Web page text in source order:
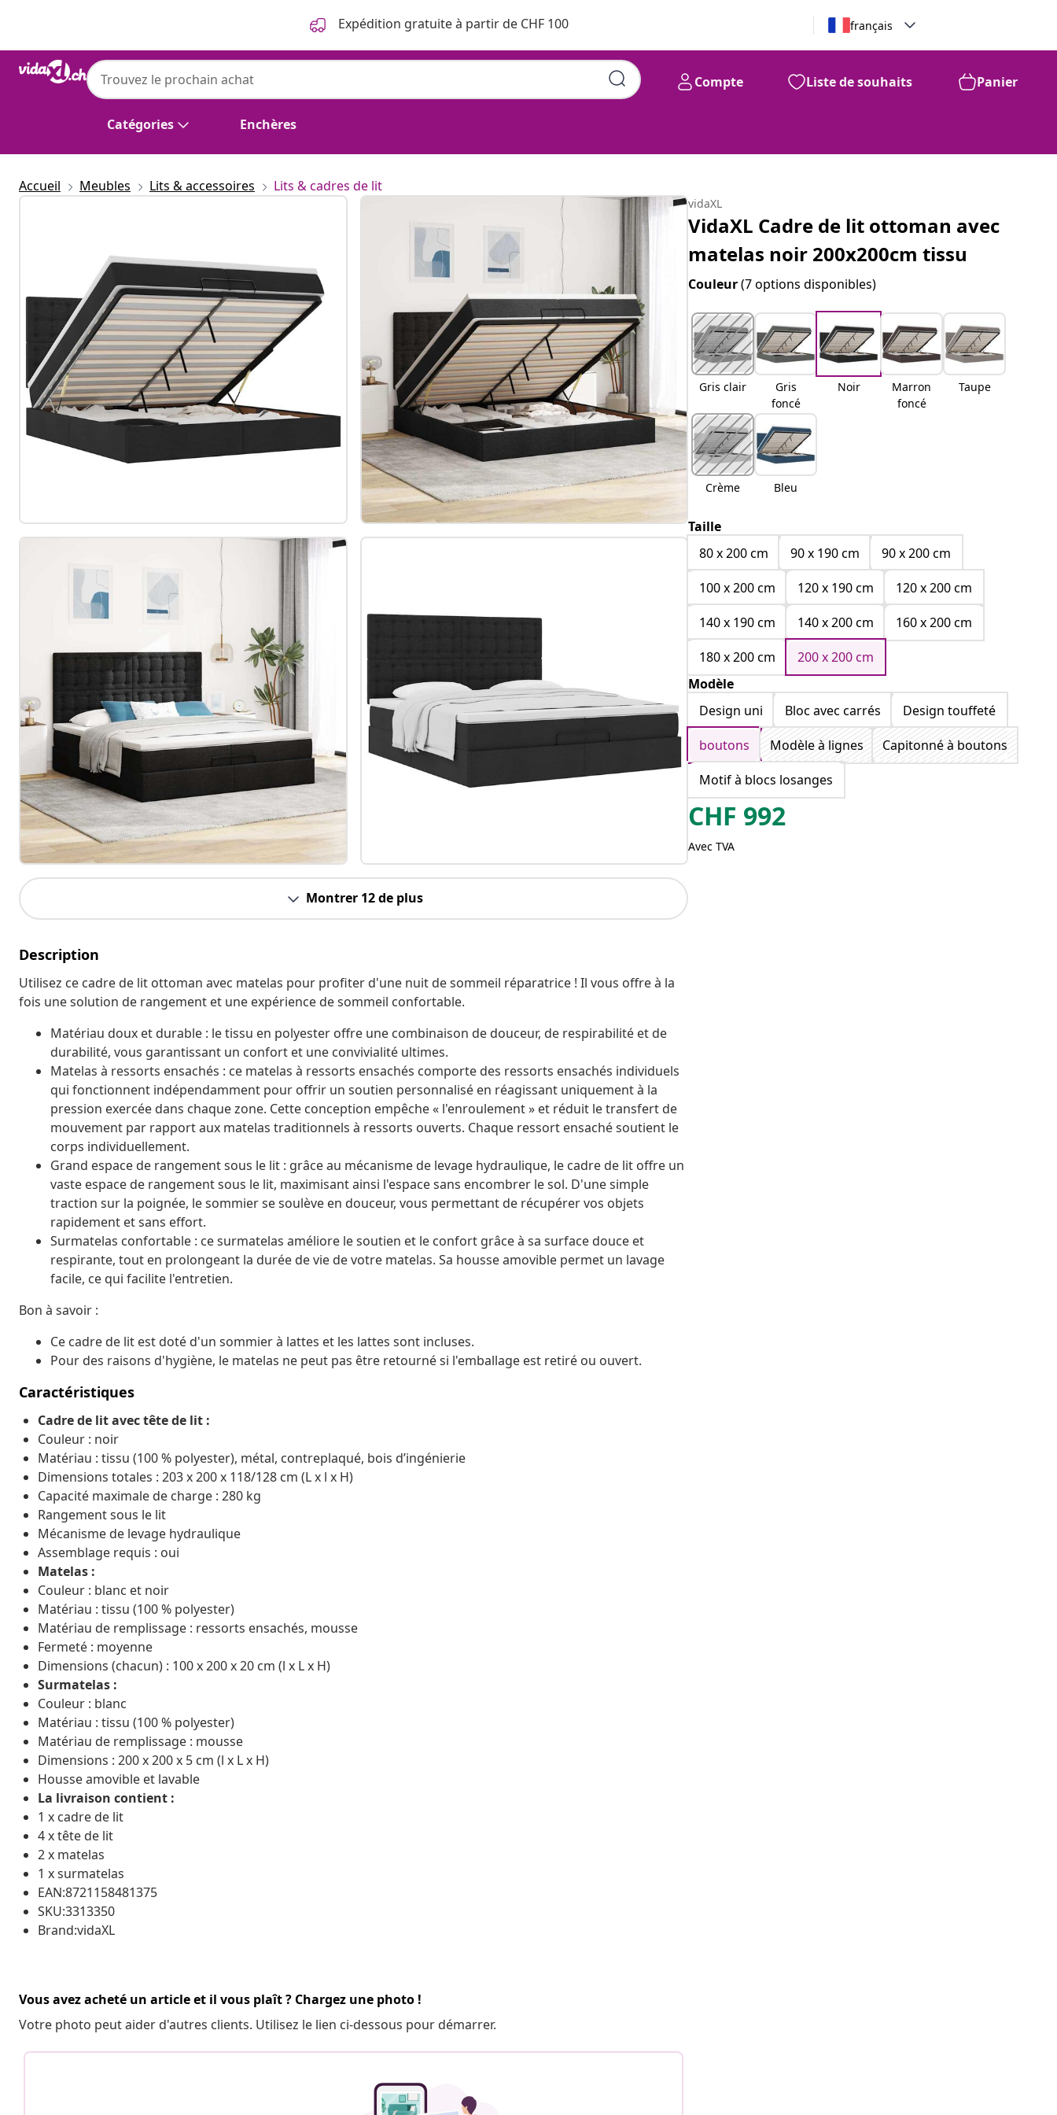
Expédition gratuite à partir de CHF 100 français
Catégories Enchères
Compte Liste de souhaits Panier
Accueil Meubles Lits & accessoires Lits & cadres de lit
Montrer 12 de plus
Description
Utilisez ce cadre de lit ottoman avec matelas pour profiter d'une nuit de sommeil réparatrice ! Il vous offre à la
fois une solution de rangement et une expérience de sommeil confortable.
Matériau doux et durable : le tissu en polyester offre une combinaison de douceur, de respirabilité et de
durabilité, vous garantissant un confort et une convivialité ultimes.
Matelas à ressorts ensachés : ce matelas à ressorts ensachés comporte des ressorts ensachés individuels
qui fonctionnent indépendamment pour offrir un soutien personnalisé en réagissant uniquement à la
pression exercée dans chaque zone. Cette conception empêche « l'enroulement » et réduit le transfert de
mouvement par rapport aux matelas traditionnels à ressorts ouverts. Chaque ressort ensaché soutient le
corps individuellement.
Grand espace de rangement sous le lit : grâce au mécanisme de levage hydraulique, le cadre de lit offre un
vaste espace de rangement sous le lit, maximisant ainsi l'espace sans encombrer le sol. D'une simple
traction sur la poignée, le sommier se soulève en douceur, vous permettant de récupérer vos objets
rapidement et sans effort.
Surmatelas confortable : ce surmatelas améliore le soutien et le confort grâce à sa surface douce et
respirante, tout en prolongeant la durée de vie de votre matelas. Sa housse amovible permet un lavage
facile, ce qui facilite l'entretien.
Bon à savoir :
Ce cadre de lit est doté d'un sommier à lattes et les lattes sont incluses.
Pour des raisons d'hygiène, le matelas ne peut pas être retourné si l'emballage est retiré ou ouvert.
Caractéristiques
Cadre de lit avec tête de lit :
Couleur : noir
Matériau : tissu (100 % polyester), métal, contreplaqué, bois d’ingénierie
Dimensions totales : 203 x 200 x 118/128 cm (L x l x H)
Capacité maximale de charge : 280 kg
Rangement sous le lit
Mécanisme de levage hydraulique
Assemblage requis : oui
Matelas :
Couleur : blanc et noir
Matériau : tissu (100 % polyester)
Matériau de remplissage : ressorts ensachés, mousse
Fermeté : moyenne
Dimensions (chacun) : 100 x 200 x 20 cm (l x L x H)
Surmatelas :
Couleur : blanc
Matériau : tissu (100 % polyester)
Matériau de remplissage : mousse
Dimensions : 200 x 200 x 5 cm (l x L x H)
Housse amovible et lavable
La livraison contient :
1 x cadre de lit
4 x tête de lit
2 x matelas
1 x surmatelas
EAN:8721158481375
SKU:3313350
Brand:vidaXL
Vous avez acheté un article et il vous plaît ? Chargez une photo !
Votre photo peut aider d'autres clients. Utilisez le lien ci-dessous pour démarrer.
vidaXL
VidaXL Cadre de lit ottoman avec
matelas noir 200x200cm tissu
Couleur(7 options disponibles)
Gris clair
Gris
foncé
Noir
Marron
foncé
Taupe
Crème Bleu
Taille
80 x 200 cm
90 x 190 cm
90 x 200 cm
100 x 200 cm
120 x 190 cm
120 x 200 cm
140 x 190 cm
140 x 200 cm
160 x 200 cm
180 x 200 cm
200 x 200 cm
Modèle
Design uni
Bloc avec carrés
Design touffeté
boutons
Modèle à lignes
Capitonné à boutons
Motif à blocs losanges
CHF 992
Avec TVA